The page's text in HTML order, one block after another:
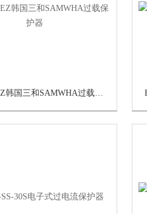
EOCR-3EZ韩国三和SAMWHA过载保护器